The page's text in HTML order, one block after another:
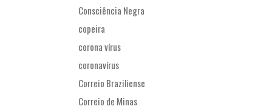
Consciência Negra
copeira
corona vírus
coronavírus
Correio Braziliense
Correio de Minas